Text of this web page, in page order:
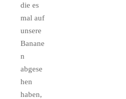
die es
mal auf
unsere
Banane
n
abgese
hen
haben,